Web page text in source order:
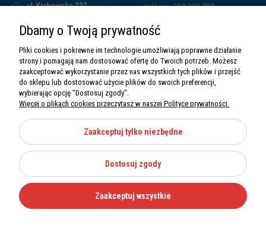
ul. Krakowska 332,
Sawim Group Mariusz Zdyb sp. k.
NIP: 5130284470
REGON: 5246591010
tel.kom. 519 338 793
O nas
Informacje
Moje konto
Kategorie
Dbamy o Twoją prywatność
Pliki cookies i pokrewne im technologie umożliwiają poprawne działanie
strony i pomagają nam dostosować ofertę do Twoich potrzeb. Możesz
zaakceptować wykorzystanie przez nas wszystkich tych plików i przejść
do sklepu lub dostosować użycie plików do swoich preferencji,
wybierając opcję "Dostosuj zgody".
Więcej o plikach cookies przeczytasz w naszej Polityce prywatności.
Zaakceptuj tylko niezbędne
Dostosuj zgody
Zaakceptuj wszystkie